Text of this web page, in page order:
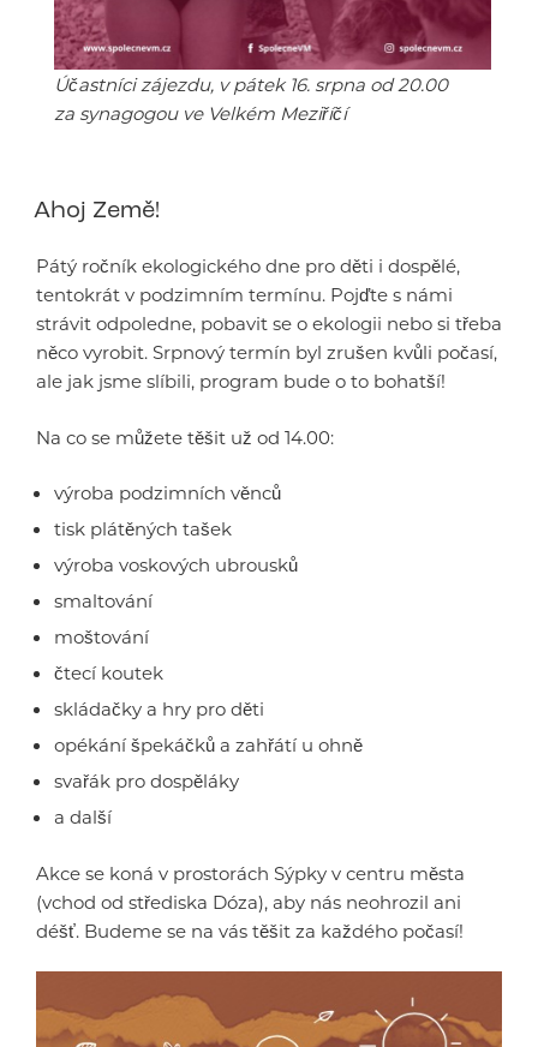
Účastníci zájezdu, v pátek 16. srpna od 20.00
za synagogou ve Velkém Meziříčí
Ahoj Země!
Pátý ročník ekologického dne pro děti i dospělé,
tentokrát v podzimním termínu. Pojďte s námi
strávit odpoledne, pobavit se o ekologii nebo si třeba
něco vyrobit. Srpnový termín byl zrušen kvůli počasí,
ale jak jsme slíbili, program bude o to bohatší!
Na co se můžete těšit už od 14.00:
výroba podzimních věnců
tisk plátěných tašek
výroba voskových ubrousků
smaltování
moštování
čtecí koutek
skládačky a hry pro děti
opékání špekáčků a zahřátí u ohně
svařák pro dospěláky
a další
Akce se koná v prostorách Sýpky v centru města
(vchod od střediska Dóza), aby nás neohrozil ani
déšť. Budeme se na vás těšit za každého počasí!